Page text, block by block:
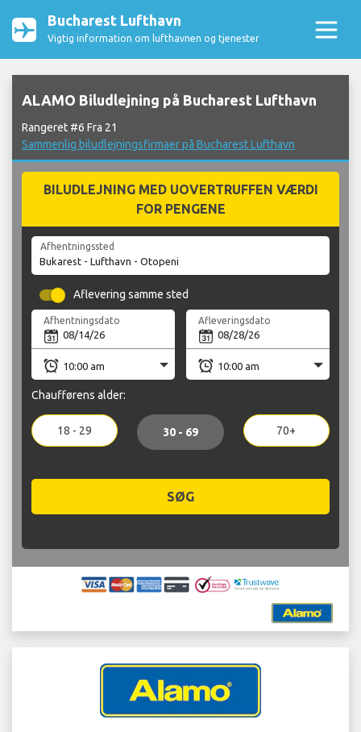
Bucharest Lufthavn
Vigtig information om lufthavnen og tjenester
ALAMO Biludlejning på Bucharest Lufthavn
Rangeret #6 Fra 21
Sammenlig biludlejningsfirmaer på Bucharest Lufthavn
BILUDLEJNING MED UOVERTRUFFEN VÆRDI
FOR PENGENE
Afhentningssted
Aflevering samme sted
Afhentningsdato Afleveringsdato
Chaufførens alder:
18 - 29 30 - 69 70+
SØG